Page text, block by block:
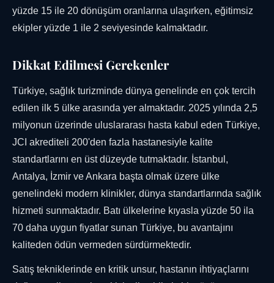
yüzde 15 ile 20 dönüşüm oranlarına ulaşırken, eğitimsiz
ekipler yüzde 1 ile 2 seviyesinde kalmaktadır.
Dikkat Edilmesi Gerekenler
Türkiye, sağlık turizminde dünya genelinde en çok tercih
edilen ilk 5 ülke arasında yer almaktadır. 2025 yılında 2,5
milyonun üzerinde uluslararası hasta kabul eden Türkiye,
JCI akrediteli 200'den fazla hastanesiyle kalite
standartlarını en üst düzeyde tutmaktadır. İstanbul,
Antalya, İzmir ve Ankara başta olmak üzere ülke
genelindeki modern klinikler, dünya standartlarında sağlık
hizmeti sunmaktadır. Batı ülkelerine kıyasla yüzde 50 ila
70 daha uygun fiyatlar sunan Türkiye, bu avantajını
kaliteden ödün vermeden sürdürmektedir.
Satış tekniklerinde en kritik unsur, hastanın ihtiyaçlarını